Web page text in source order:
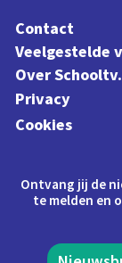
Contact
Veelgestelde
Over
Privacy
Cookies
Ontvang jij de
te melden en